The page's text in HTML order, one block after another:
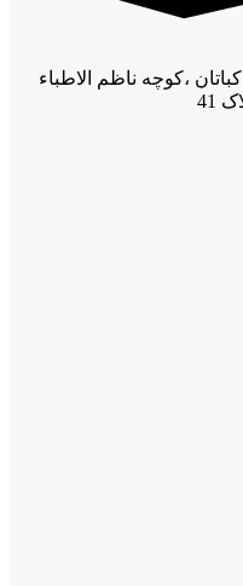
،کوچه ناظم الاطباء